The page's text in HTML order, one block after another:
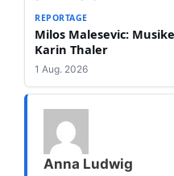
REPORTAGE
Milos Malesevic:
Karin Thaler
1 Aug. 2026
Anna Ludwig